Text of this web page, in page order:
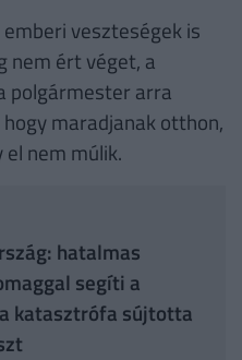
veszteségek is
nem ért véget, a
polgármester arra
maradjanak otthon,
nem múlik.
hatalmas
segíti a
katasztrófa sújtotta